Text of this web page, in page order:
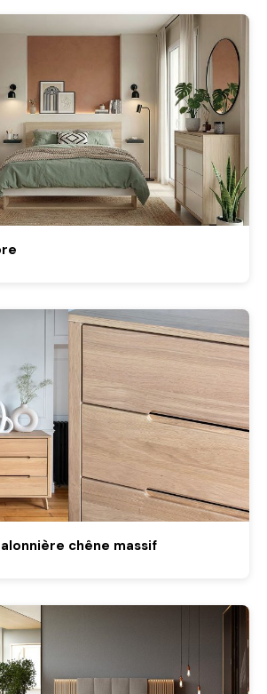
chêne massif